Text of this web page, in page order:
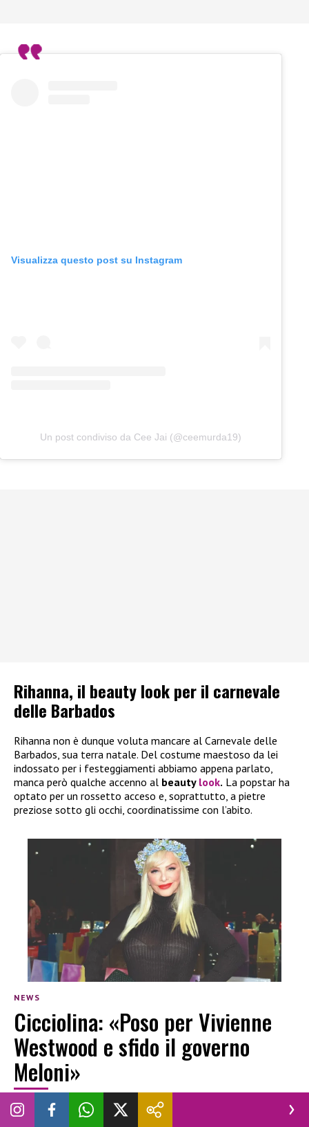
Visualizza questo post su Instagram
Un post condiviso da Cee Jai (@ceemurda19)
Rihanna, il beauty look per il carnevale
delle Barbados
Rihanna non è dunque voluta mancare al Carnevale delle
Barbados, sua terra natale. Del costume maestoso da lei
indossato per i festeggiamenti abbiamo appena parlato,
manca però qualche accenno al beauty look. La popstar ha
optato per un rossetto acceso e, soprattutto, a pietre
preziose sotto gli occhi, coordinatissime con l’abito.
NEWS
Cicciolina: «Poso per Vivienne
Westwood e sfido il governo
Meloni»
LUCA BURINI 4 AGOSTO 2026
CICCIOLINA GOVERNO MELONI LUCA BURINI